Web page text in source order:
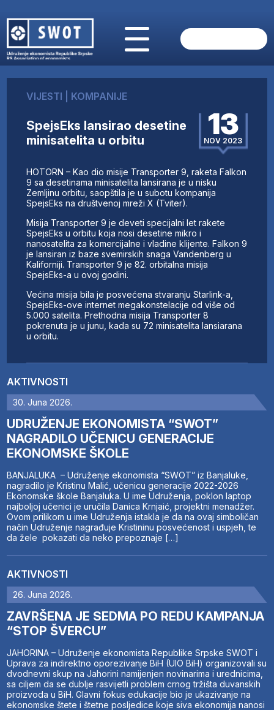
O NAMA
AKTUELNO
ANALIZE
FINANSIJE
IZ STRANIH MEDIJA
AKTIVNOSTI
SWOT INTERVJU
UČLANI SE
KONTAKT
AKTIVNOSTI
30. Juna 2026.
UDRUŽENJE EKONOMISTA “SWOT”
NAGRADILO UČENICU GENERACIJE
EKONOMSKE ŠKOLE
BANJALUKA – Udruženje ekonomista “SWOT” iz Banjaluke,
nagradilo je Kristinu Malić, učenicu generacije 2022-2026
Ekonomske škole Banjaluka. U ime Udruženja, poklon laptop
najboljoj učenici je uručila Danica Krnjaić, projektni menadžer.
Ovom prilikom u ime Udruženja istakla je da na ovaj simboličan
način Udruženje nagrađuje Kristininu posvećenost i uspjeh, te
da žele pokazati da neko prepoznaje […]
AKTIVNOSTI
26. Juna 2026.
ZAVRŠENA JE SEDMA PO REDU KAMPANJA
“STOP ŠVERCU”
JAHORINA – Udruženje ekonomista Republike Srpske SWOT i
Uprava za indirektno oporezivanje BiH (UIO BiH) organizovali su
dvodnevni skup na Jahorini namijenjen novinarima i urednicima,
sa ciljem da se dublje rasvijetli problem crnog tržišta duvanskih
proizvoda u BiH. Glavni fokus edukacije bio je ukazivanje na
ekonomske štete i štetne posljedice koje siva ekonomija nanosi
VIJESTI KOMPANIJE
SpejsEks lansirao desetine
minisatelita u orbitu
13
NOV 2023
HOTORN – Kao dio misije Transporter 9, raketa Falkon
9 sa desetinama minisatelita lansirana je u nisku
Zemljinu orbitu, saopštila je u subotu kompanija
SpejsEks na društvenoj mreži X (Tviter).
Misija Transporter 9 je deveti specijalni let rakete
SpejsEks u orbitu koja nosi desetine mikro i
nanosatelita za komercijalne i vladine klijente. Falkon 9
je lansiran iz baze svemirskih snaga Vandenberg u
Kaliforniji. Transporter 9 je 82. orbitalna misija
SpejsEks-a u ovoj godini.
Većina misija bila je posvećena stvaranju Starlink-a,
SpejsEks-ove internet megakonstelacije od više od
5.000 satelita. Prethodna misija Transporter 8
pokrenuta je u junu, kada su 72 minisatelita lansiarana
u orbitu.